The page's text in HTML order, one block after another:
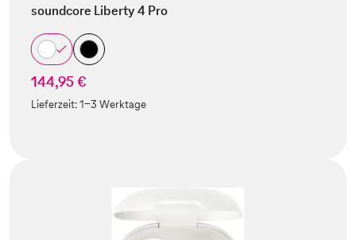
soundcore Liberty 4 Pro
144,95 €
Lieferzeit:1-3 Werktage